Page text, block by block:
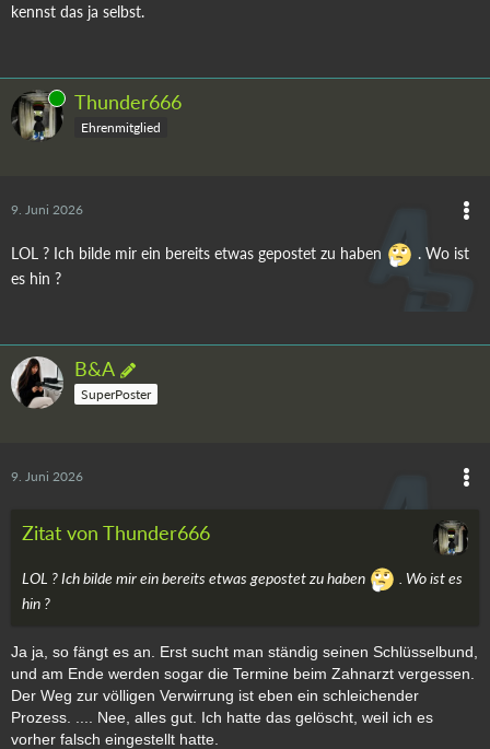
kennst das ja selbst.
Online Thunder666
Ehrenmitglied
9. Juni 2026
LOL ? Ich bilde mir ein bereits etwas gepostet zu haben
. Wo ist
es hin ?
B&A
SuperPoster
9. Juni 2026
Zitat von Thunder666
LOL ? Ich bilde mir ein bereits etwas gepostet zu haben
. Wo ist es
hin ?
Ja ja, so fängt es an. Erst sucht man ständig seinen Schlüsselbund,
und am Ende werden sogar die Termine beim Zahnarzt vergessen.
Der Weg zur völligen Verwirrung ist eben ein schleichender
Prozess.
.... Nee, alles gut. Ich hatte das gelöscht, weil ich es
vorher falsch eingestellt hatte.